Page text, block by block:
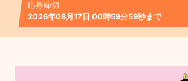
応募締切
2026年08月17日 00時59分59秒まで